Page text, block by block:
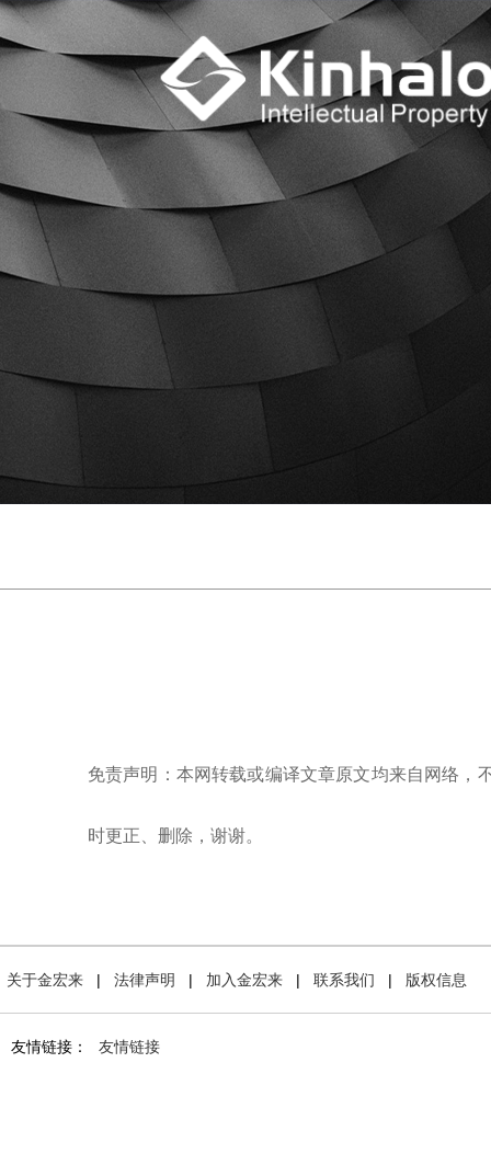
免责声明：本网转载或编译文章原文均来自网络，
时更正、删除，谢谢。
关于金宏来 | 法律声明 | 加入金宏来 | 联系我们 | 版权信息
友情链接： 友情链接